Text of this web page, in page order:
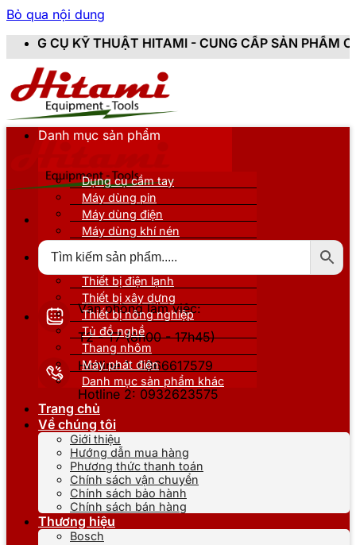
Bỏ qua nội dung
HITAMI - CUNG CẤP SẢN PHẨM CHÍNH HÃNG,
Văn phòng làm việc:
T2 - T7 (8h00 - 17h45)
Hotline 1: 0866617579
Hotline 2: 0932623575
Danh mục sản phẩm
Dụng cụ cầm tay
Máy dùng pin
Máy dùng điện
Máy dùng khí nén
Thiết bị nâng đỡ
Thiết bị điện lạnh
Thiết bị xây dựng
Thiết bị nông nghiệp
Tủ đồ nghề
Thang nhôm
Máy phát điện
Danh mục sản phẩm khác
Trang chủ
Về chúng tôi
Giới thiệu
Hướng dẫn mua hàng
Phương thức thanh toán
Chính sách vận chuyển
Chính sách bảo hành
Chính sách bán hàng
Thương hiệu
Bosch